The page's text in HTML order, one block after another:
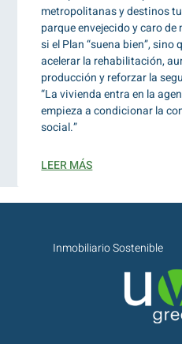
metropolitanas y destinos
parque envejecido y caro de
si el Plan “suena bien”,
acelerar la rehabilitación,
producción y reforzar la
“La vivienda entra en la
empieza a condicionar la
social.”
LEER MÁS
Inmobiliario Sostenible